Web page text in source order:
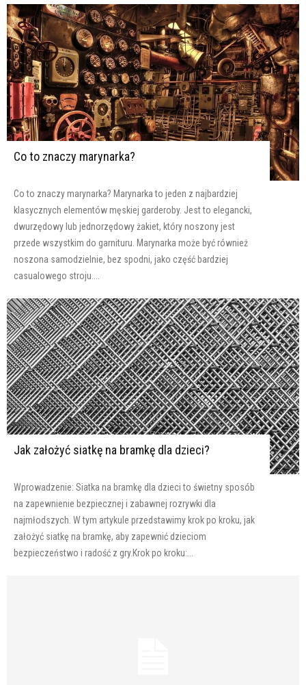
Co to znaczy marynarka?
Co to znaczy marynarka? Marynarka to jeden z najbardziej
klasycznych elementów męskiej garderoby. Jest to elegancki,
dwurzędowy lub jednorzędowy żakiet, który noszony jest
przede wszystkim do garnituru. Marynarka może być również
noszona samodzielnie, bez spodni, jako część bardziej
casualowego stroju....
Jak założyć siatkę na bramkę dla dzieci?
Wprowadzenie: Siatka na bramkę dla dzieci to świetny sposób
na zapewnienie bezpiecznej i zabawnej rozrywki dla
najmłodszych. W tym artykule przedstawimy krok po kroku, jak
założyć siatkę na bramkę, aby zapewnić dzieciom
bezpieczeństwo i radość z gry.Krok po kroku:...